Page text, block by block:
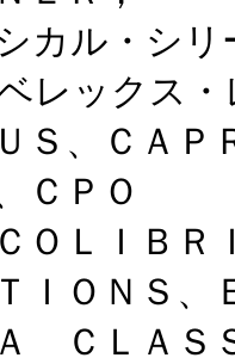
カル・シ
レックス
Ｓ、ＣＡ
ＣＰＯ
ＯＬＩＢＲ
ＩＯＮＳ、
ＣＬＡＳ